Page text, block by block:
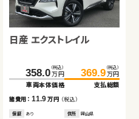
日産 エクストレイル
358.0 （税込）
万円
車両本体価格
369.9 （税込）
万円
支払総額
諸費用： 11.9万円 （税込）
保証 あり 住所 岡山県
ダイハツ ムーヴ キャンバ
149.0 （税込）
万円
車両本体価格
159.9 （税込）
万円
支払総額
諸費用： 10.9万円 （税込）
保証 あり 住所 岩手県
トヨタ ヴェルファイア
288.7 （税込）
万円
車両本体価格
303.5 （税込）
万円
支払総額
諸費用： 14.8万円 （税込）
保証 なし 住所 埼玉県
ホンダ Ｎ ＢＯＸ
198.8 （税込）
万円
車両本体価格
207.3 （税込）
万円
支払総額
諸費用： 8.5万円（税込）
保証 あり 住所 東京都